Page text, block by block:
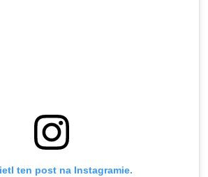
ten post na Instagramie.